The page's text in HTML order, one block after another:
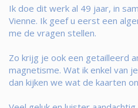
Ik doe dit werk al 49 jaar, in
Vienne. Ik geef u eerst een
me de vragen stellen.
Zo krijg je ook een getailleerd
magnetisme. Wat ik enkel van
dan kijken we wat de kaarten